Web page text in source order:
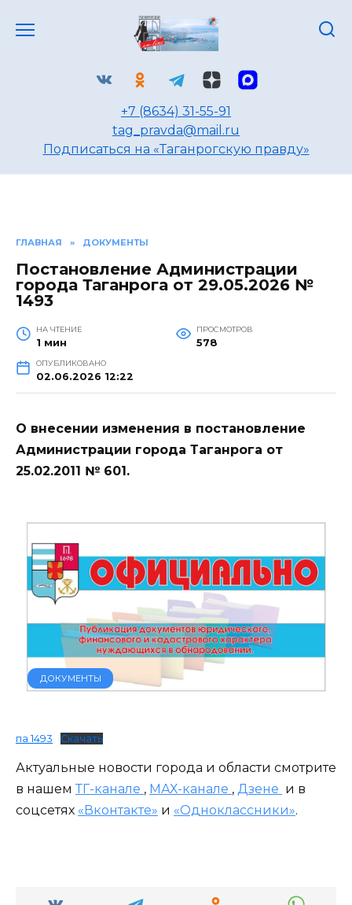
+7 (8634) 31-55-91
tag_pravda@mail.ru
Подписаться на «Таганрогскую правду»
ГЛАВНАЯ » ДОКУМЕНТЫ
Постановление Администрации
города Таганрога от 29.05.2026 №
1493
НА ЧТЕНИЕ
1 мин
ПРОСМОТРОВ
578
ОПУБЛИКОВАНО
02.06.2026 12:22
О внесении изменения в постановление
Администрации города Таганрога от
25.02.2011 № 601.
ДОКУМЕНТЫ
па 1493 Скачать
Актуальные новости города и области смотрите
в нашем ТГ-канале , МАХ-канале , Дзене и в
соцсетях «Вконтакте» и «Одноклассники».